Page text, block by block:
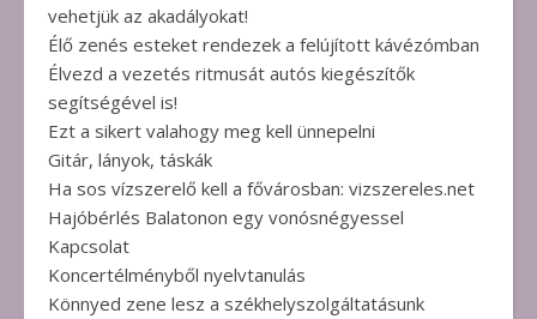
vehetjük az akadályokat!
Élő zenés esteket rendezek a felújított kávézómban
Élvezd a vezetés ritmusát autós kiegészítők
segítségével is!
Ezt a sikert valahogy meg kell ünnepelni
Gitár, lányok, táskák
Ha sos vízszerelő kell a fővárosban: vizszereles.net
Hajóbérlés Balatonon egy vonósnégyessel
Kapcsolat
Koncertélményből nyelvtanulás
Könnyed zene lesz a székhelyszolgáltatásunk